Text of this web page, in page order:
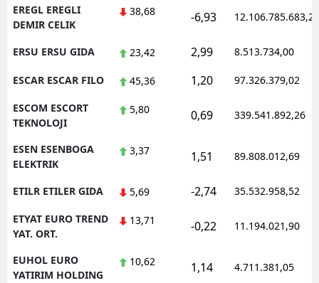
EREGL EREGLI
DEMIR CELIK
38,68 -6,93 12.106.785.683,20
ERSU ERSU GIDA 23,42 2,99 8.513.734,00
ESCAR ESCAR FILO 45,36 1,20 97.326.379,02
ESCOM ESCORT
TEKNOLOJI
5,80 0,69 339.541.892,26
ESEN ESENBOGA
ELEKTRIK
3,37 1,51 89.808.012,69
ETILR ETILER GIDA 5,69 -2,74 35.532.958,52
ETYAT EURO TREND
YAT. ORT.
13,71 -0,22 11.194.021,90
EUHOL EURO
YATIRIM HOLDING
10,62 1,14 4.711.381,05